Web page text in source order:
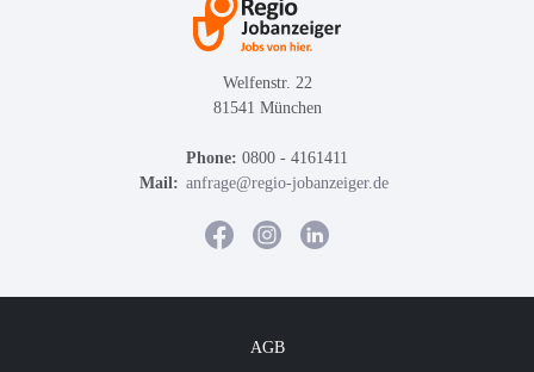
Welfenstr. 22
81541 München
Phone: 0800 - 4161411
Mail: anfrage@regio-jobanzeiger.de
AGB